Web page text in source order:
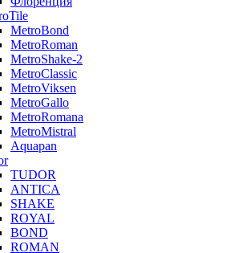
MetroBond
MetroRoman
MetroShake-2
MetroClassic
MetroViksen
MetroGallo
MetroRomana
MetroMistral
Aquapan
TUDOR
ANTICA
SHAKE
ROYAL
BOND
ROMAN